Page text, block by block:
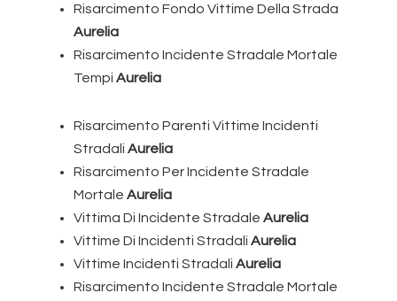
Risarcimento Fondo Vittime Della Strada
Aurelia
Risarcimento Incidente Stradale Mortale
TempiAurelia
Risarcimento Parenti Vittime Incidenti
StradaliAurelia
Risarcimento Per Incidente Stradale
MortaleAurelia
Vittima Di Incidente StradaleAurelia
Vittime Di Incidenti StradaliAurelia
Vittime Incidenti StradaliAurelia
Risarcimento Incidente Stradale Mortale